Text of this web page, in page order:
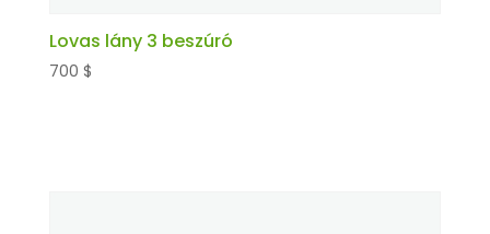
Lovas lány 3 beszúró
700 $